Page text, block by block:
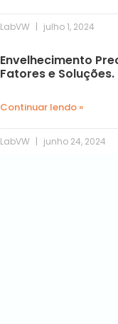
LabVW julho 1, 2024
Envelhecimento
Fatores e Soluções.
Continuar lendo »
LabVW junho 24, 2024